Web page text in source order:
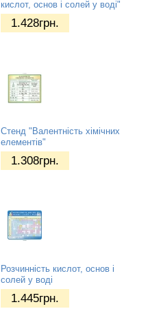
кислот, основ і солей у воді"
1.428грн.
Стенд "Валентність хімічних
елементів"
1.308грн.
Розчинність кислот, основ і
солей у воді
1.445грн.